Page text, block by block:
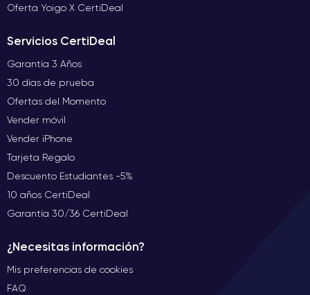
Oferta Yoigo X CertiDeal
Servicios CertiDeal
Garantía 3 Años
30 días de prueba
Ofertas del Momento
Vender móvil
Vender iPhone
Tarjeta Regalo
Descuento Estudiantes -5%
10 años CertiDeal
Garantía 30/36 CertiDeal
¿Necesitas información?
Mis preferencias de cookies
FAQ